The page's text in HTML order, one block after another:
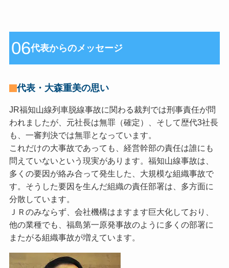
06代表からのメッセージ
代表・大森重美の思い
JR福知山線列車脱線事故に関わる裁判では刑事責任が問
われましたが、元社長は無罪（確定）、そして歴代3社長
も、一審判決では無罪となっています。
これだけの大事故であっても、経営幹部の責任は誰にも
問えていないという現実があります。福知山線事故は、
多くの要因が絡み合って発生した、大規模な組織事故で
す。そうした要因を生んだ組織の責任部署は、多方面に
分散しています。
ＪＲのみならず、会社機構はますます巨大化しており、
他の業種でも、福島第一原発事故のように多くの部署に
またがる組織事故が増えています。